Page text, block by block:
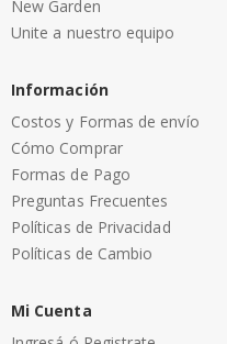
New Garden
Unite a nuestro equipo
Información
Costos y Formas de envío
Cómo Comprar
Formas de Pago
Preguntas Frecuentes
Políticas de Privacidad
Políticas de Cambio
Mi Cuenta